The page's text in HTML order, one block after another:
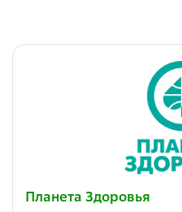
Планета Здоровья